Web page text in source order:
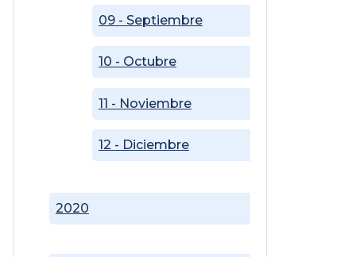
2020
09 - Septiembre
10 - Octubre
11 - Noviembre
12 - Diciembre